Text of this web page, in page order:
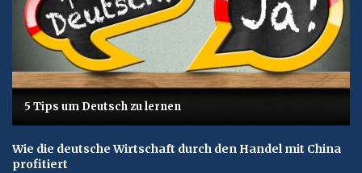
5 Tips um Deutsch zu lernen
Wie die deutsche Wirtschaft durch den Handel mit China
profitiert